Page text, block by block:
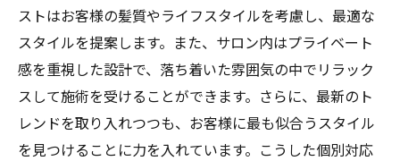
ストはお客様の髪質やライフスタイルを考慮し、最適な
スタイルを提案します。また、サロン内はプライベート
感を重視した設計で、落ち着いた雰囲気の中でリラック
スして施術を受けることができます。さらに、最新のト
レンドを取り入れつつも、お客様に最も似合うスタイル
を見つけることに力を入れています。こうした個別対応